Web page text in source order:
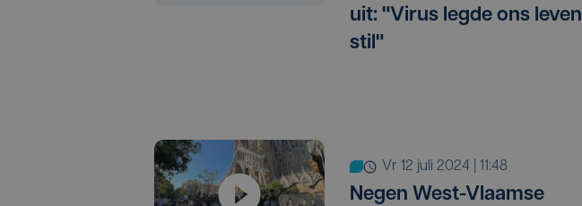
uit: "Virus legde ons leven
stil"
vr 12 juli 2024 | 11:48
Negen West-Vlaamse